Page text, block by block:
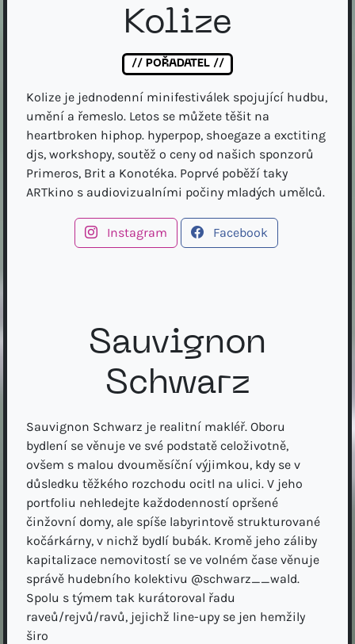
Kolize
// POŘADATEL //
Kolize je jednodenní minifestiválek spojující hudbu,
umění a řemeslo. Letos se můžete těšit na
heartbroken hiphop. hyperpop, shoegaze a exctiting
djs, workshopy, soutěž o ceny od našich sponzorů
Primeros, Brit a Konotéka. Poprvé poběží taky
ARTkino s audiovizualními počiny mladých umělců.
Instagram Facebook
Sauvignon
Schwarz
Sauvignon Schwarz je realitní makléř. Oboru
bydlení se věnuje ve své podstatě celoživotně,
ovšem s malou dvouměsíční výjimkou, kdy se v
důsledku těžkého rozchodu ocitl na ulici. V jeho
portfoliu nehledejte každodenností opršené
činžovní domy, ale spíše labyrintově strukturované
kočárkárny, v nichž bydlí bubák. Kromě jeho záliby
kapitalizace nemovitostí se ve volném čase věnuje
správě hudebního kolektivu @schwarz__wald.
Spolu s týmem tak kurátoroval řadu
raveů/rejvů/ravů, jejichž line-upy se jen hemžily
širo